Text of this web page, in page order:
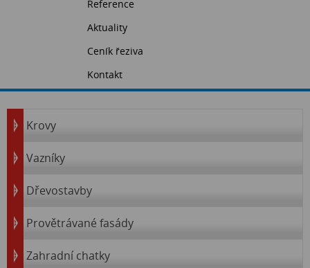
Reference
Aktuality
Ceník řeziva
Kontakt
Krovy
Vazníky
Dřevostavby
Provětrávané fasády
Zahradní chatky